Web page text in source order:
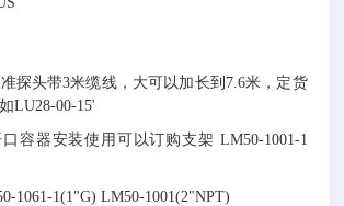
探头带3米缆线，大可以加长到7.6米，定货
LU28-00-15'
装使用可以订购支架 LM50-1001-1
LM50-1001(2"NPT)